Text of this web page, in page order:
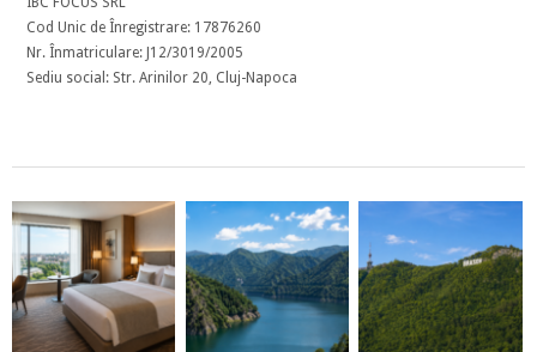
Cod Unic de Înregistrare: 17876260
Nr. Înmatriculare: J12/3019/2005
Sediu social: Str. Arinilor 20, Cluj-Napoca